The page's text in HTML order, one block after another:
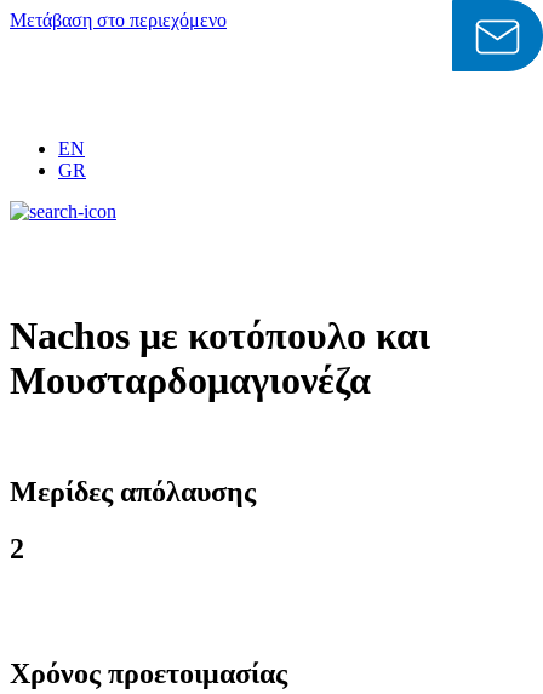
Μετάβαση στο περιεχόμενο
EN
GR
Nachos με κοτόπουλο και
Μουσταρδομαγιονέζα
Μερίδες απόλαυσης
2
Χρόνος προετοιμασίας